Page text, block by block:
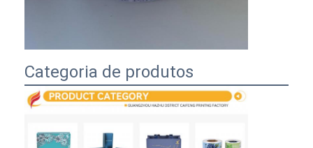
Categoria de produtos